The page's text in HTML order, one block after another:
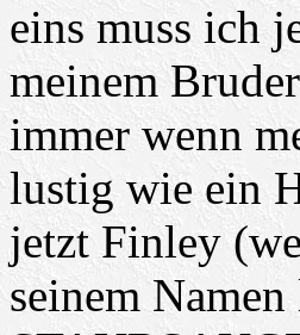
eins muss ich
meinem
immer wenn
lustig wie ein
jetzt Finley
seinem